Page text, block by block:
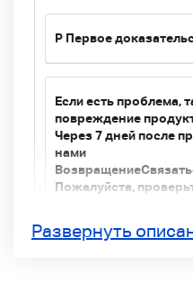
P Первое
Если есть проблема,
повреждение
Через 7 дней после
нами
Возвращение
Пожалуйста,
*Подробности
Развернуть